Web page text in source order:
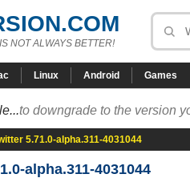
NOT ALWAYS BETTER!
Linux Android Games
to downgrade to the version
5.71.0-alpha.311-4031044
alpha.311-4031044